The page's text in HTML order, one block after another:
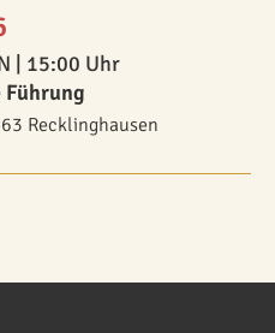
| 15:00 Uhr
Führung
Recklinghausen